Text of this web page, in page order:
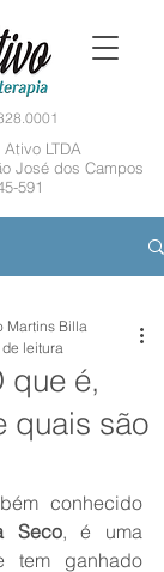
LTDA
José dos Campos
591
que é,
quais são
Martins Billa
leitura
conhecido
Seco, é uma
tem ganhado